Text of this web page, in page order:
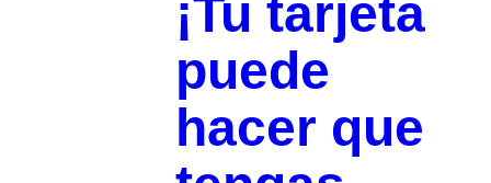
¡Tu tarjeta
puede
hacer que